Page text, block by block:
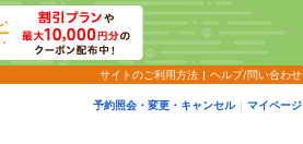
サイトのご利用方法 ヘルプ/問い合わせ
予約照会・変更・キャンセル マイページ